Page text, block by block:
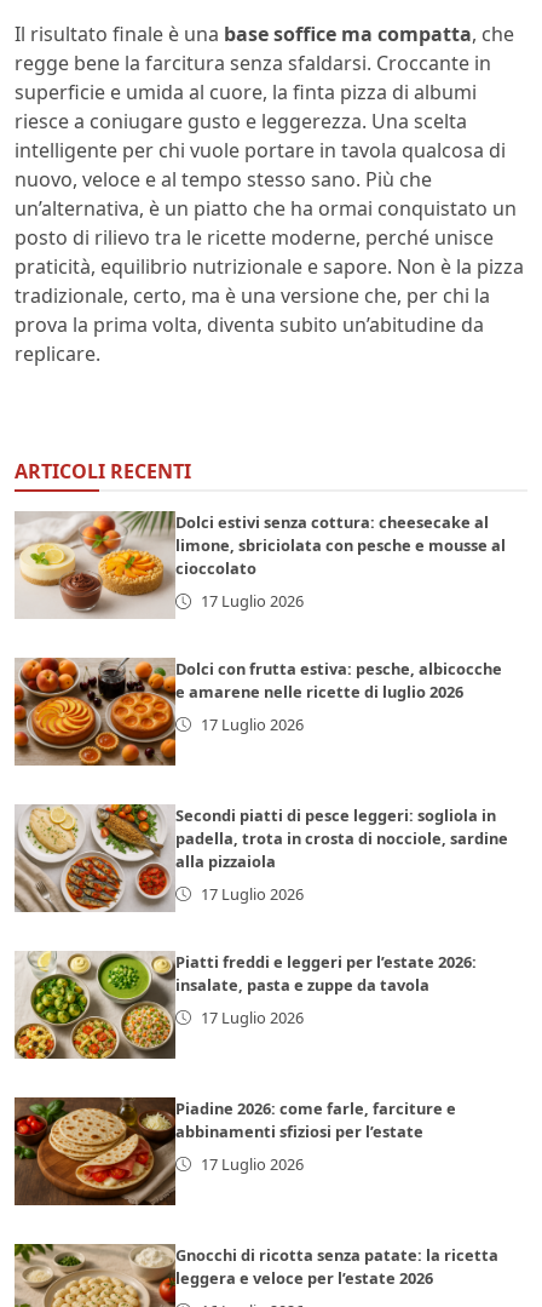
Il risultato finale è una base soffice ma compatta, che
regge bene la farcitura senza sfaldarsi. Croccante in
superficie e umida al cuore, la finta pizza di albumi
riesce a coniugare gusto e leggerezza. Una scelta
intelligente per chi vuole portare in tavola qualcosa di
nuovo, veloce e al tempo stesso sano. Più che
un’alternativa, è un piatto che ha ormai conquistato un
posto di rilievo tra le ricette moderne, perché unisce
praticità, equilibrio nutrizionale e sapore. Non è la pizza
tradizionale, certo, ma è una versione che, per chi la
prova la prima volta, diventa subito un’abitudine da
replicare.
ARTICOLI RECENTI
Dolci estivi senza cottura: cheesecake al
limone, sbriciolata con pesche e mousse al
cioccolato
17 Luglio 2026
Dolci con frutta estiva: pesche, albicocche
e amarene nelle ricette di luglio 2026
17 Luglio 2026
Secondi piatti di pesce leggeri: sogliola in
padella, trota in crosta di nocciole, sardine
alla pizzaiola
17 Luglio 2026
Piatti freddi e leggeri per l’estate 2026:
insalate, pasta e zuppe da tavola
17 Luglio 2026
Piadine 2026: come farle, farciture e
abbinamenti sfiziosi per l’estate
17 Luglio 2026
Gnocchi di ricotta senza patate: la ricetta
leggera e veloce per l’estate 2026